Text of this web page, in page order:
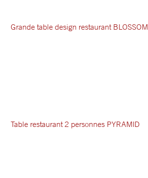
Grande table design restaurant BLOSSOM
Table restaurant 2 personnes PYRAMID